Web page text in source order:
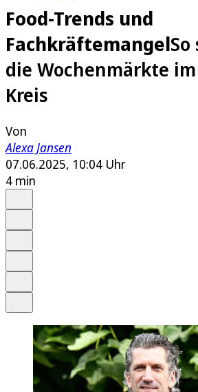
Food-Trends und
Fachkräftemangel
die Wochenmärkte
Kreis
Von
Alexa Jansen
07.06.2025, 10:04 Uhr
4 min